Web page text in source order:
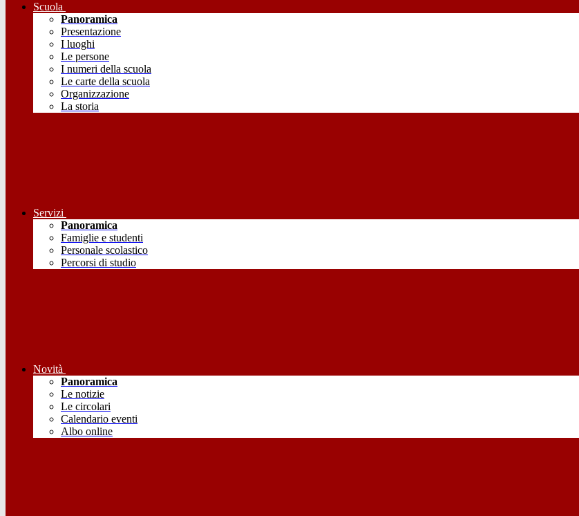
Scuola
Panoramica
Presentazione
I luoghi
Le persone
I numeri della scuola
Le carte della scuola
Organizzazione
La storia
Servizi
Panoramica
Famiglie e studenti
Personale scolastico
Percorsi di studio
Novità
Panoramica
Le notizie
Le circolari
Calendario eventi
Albo online